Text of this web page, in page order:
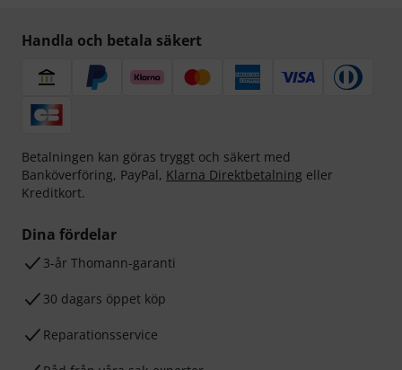
Handla och betala säkert
Betalningen kan göras tryggt och säkert med
Banköverföring, PayPal, Klarna Direktbetalning eller
Kreditkort.
Dina fördelar
3-år Thomann-garanti
30 dagars öppet köp
Reparationsservice